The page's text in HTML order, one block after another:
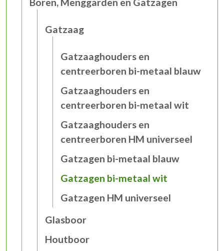
Boren, Menggarden en Gatzagen
Gatzaag
Gatzaaghouders en
centreerboren bi-metaal blauw
Gatzaaghouders en
centreerboren bi-metaal wit
Gatzaaghouders en
centreerboren HM universeel
Gatzagen bi-metaal blauw
Gatzagen bi-metaal wit
Gatzagen HM universeel
Glasboor
Houtboor